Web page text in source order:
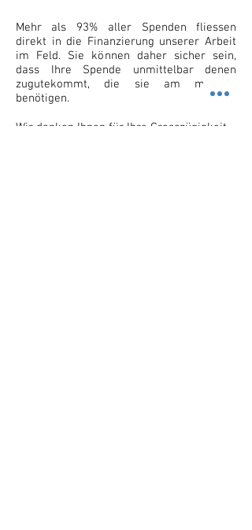
Mehr als 93% aller Spenden fliessen
direkt in die Finanzierung unserer Arbeit
im Feld. Sie können daher sicher sein,
dass Ihre Spende unmittelbar denen
zugutekommt, die sie am meisten
benötigen.
Wir danken Ihnen für Ihre Grosszügigkeit.